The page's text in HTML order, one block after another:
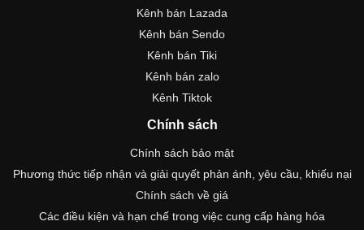
Kênh bán Lazada
Kênh bán Sendo
Kênh bán Tiki
Kênh bán zalo
Kênh Tiktok
Chính sách
Chính sách bảo mật
Phương thức tiếp nhận và giải quyết phản ánh, yêu cầu, khiếu nại
Chính sách về giá
Các điều kiện và hạn chế trong việc cung cấp hàng hóa